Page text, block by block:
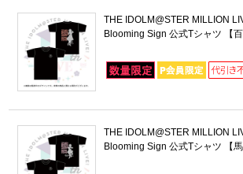
THE IDOLM@STER MILLION
Blooming Sign 公式Tシャツ 【
THE IDOLM@STER MILLION
Blooming Sign 公式Tシャツ 【